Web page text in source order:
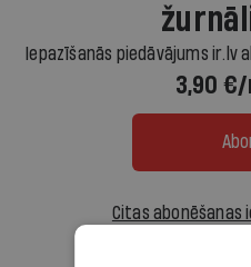
Iepazīšanās piedāvājums ir.lv
3,90
Citas abonēšanas